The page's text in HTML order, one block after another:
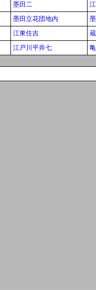
墨田二
墨田立花団地内
江東住吉
江戸川平井七